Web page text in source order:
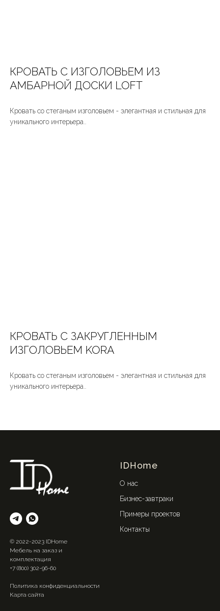
КРОВАТЬ С ИЗГОЛОВЬЕМ ИЗ
АМБАРНОЙ ДОСКИ LOFT
Кровать со стеганым изголовьем - элегантная и стильная для
уникального интерьера..
КРОВАТЬ С ЗАКРУГЛЕННЫМ
ИЗГОЛОВЬЕМ KORA
Кровать со стеганым изголовьем - элегантная и стильная для
уникального интерьера..
© 2022-2023 IDHome
Мебель на заказ и
комплектация
+7 (800) 302-96-60
Политика конфиденциальности
Карта сайта
IDHome
О нас
Бизнес-завтраки
Примеры проектов
Контакты